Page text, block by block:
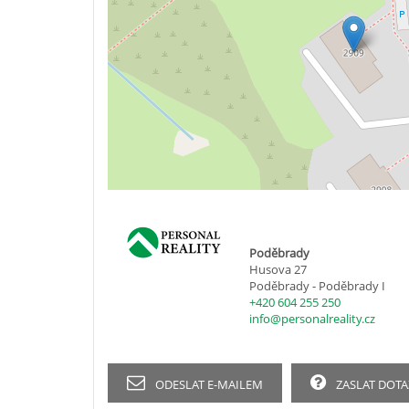
Poděbrady
Husova 27
Poděbrady - Poděbrady I
+420 604 255 250
info@personalreality.cz
ODESLAT E-MAILEM ZASLAT